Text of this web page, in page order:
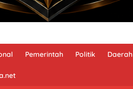
Pemerintah Politik Daerah